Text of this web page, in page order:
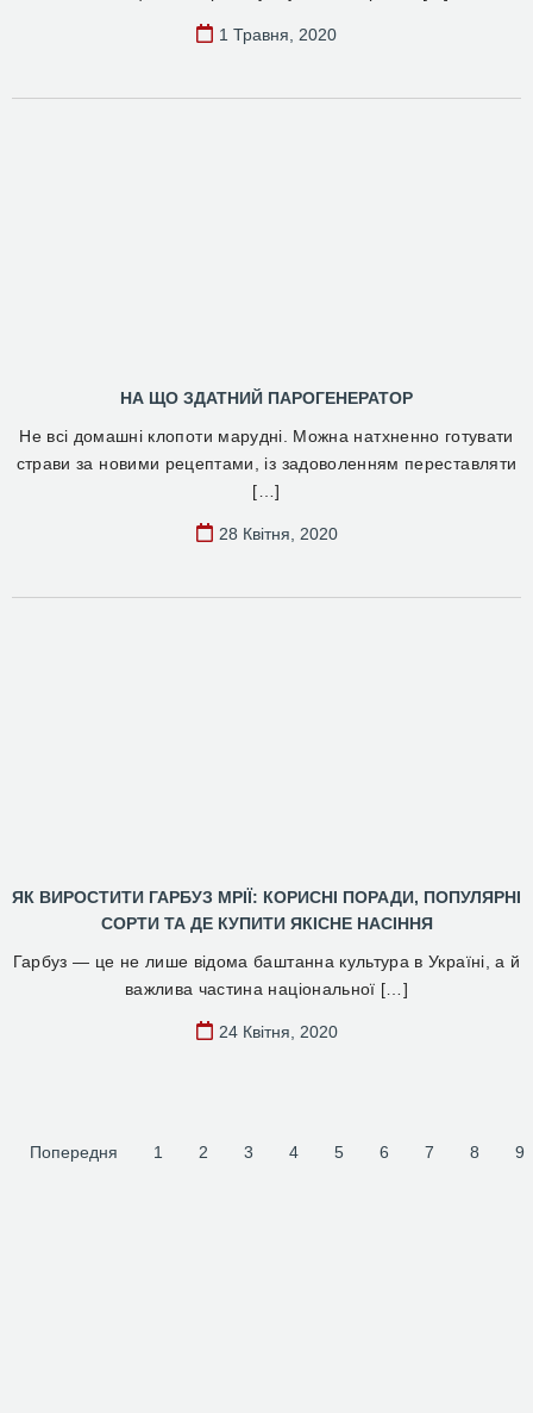
1 Травня, 2020
НА ЩО ЗДАТНИЙ ПАРОГЕНЕРАТОР
Не всі домашні клопоти марудні. Можна натхненно готувати
страви за новими рецептами, із задоволенням переставляти
[…]
28 Квітня, 2020
ЯК ВИРОСТИТИ ГАРБУЗ МРІЇ: КОРИСНІ ПОРАДИ, ПОПУЛЯРНІ
СОРТИ ТА ДЕ КУПИТИ ЯКІСНЕ НАСІННЯ
Гарбуз — це не лише відома баштанна культура в Україні, а й
важлива частина національної […]
24 Квітня, 2020
Попередня 1 2 3 4 5 6 7 8 9